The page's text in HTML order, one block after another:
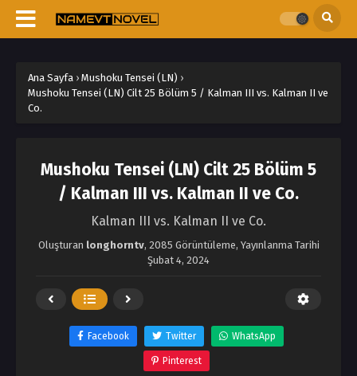
Ana Sayfa › Mushoku Tensei (LN) ›
Mushoku Tensei (LN) Cilt 25 Bölüm 5 / Kalman III vs. Kalman II ve
Co.
Mushoku Tensei (LN) Cilt 25 Bölüm 5
/ Kalman III vs. Kalman II ve Co.
Kalman III vs. Kalman II ve Co.
Oluşturan longhorntv, 2085 Görüntüleme, Yayınlanma Tarihi
Şubat 4, 2024
Facebook Twitter WhatsApp
Pinterest